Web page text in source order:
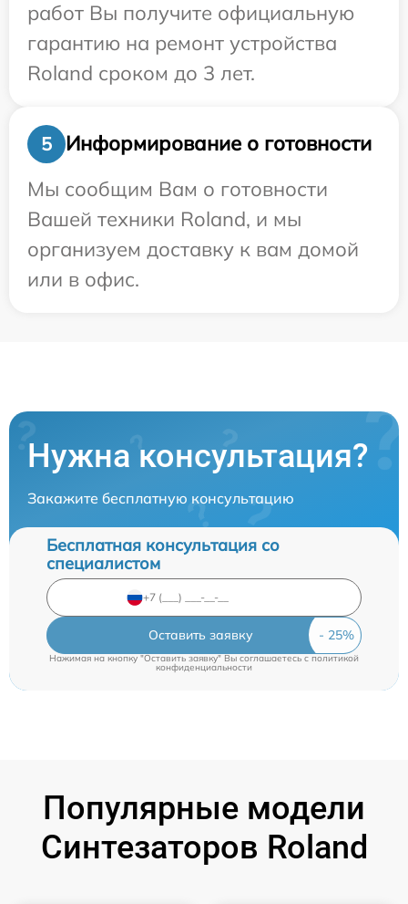
работ Вы получите официальную
гарантию на ремонт устройства
Roland сроком до 3 лет.
5
Информирование о готовности
Мы сообщим Вам о готовности
Вашей техники Roland, и мы
организуем доставку к вам домой
или в офис.
Нужна консультация?
Закажите бесплатную консультацию
Бесплатная консультация со
специалистом
Оставить заявку
Нажимая на кнопку "Оставить заявку" Вы соглашаетесь cполитикой
конфиденциальности
Популярные модели
Синтезаторов Roland